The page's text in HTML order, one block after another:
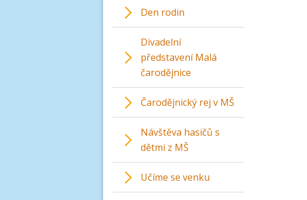
Den rodin
Divadelní
představení Malá
čarodějnice
Čarodějnický rej v MŠ
Návštěva hasičů s
dětmi z MŠ
Učíme se venku